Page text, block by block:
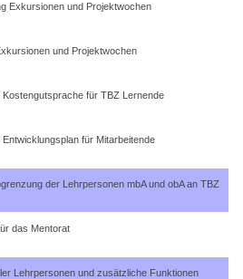
Exkursionen und Projektwochen
und Projektwochen
für TBZ Lernende
Entwicklungsplan für Mitarbeitende
der Lehrpersonen mbA und obA an TBZ
das Mentorat
Lehrpersonen und zusätzliche Funktionen